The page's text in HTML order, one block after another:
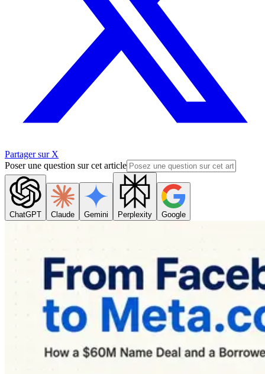
Partager sur X
Poser une question sur cet article
ChatGPT Claude Gemini Perplexity Google